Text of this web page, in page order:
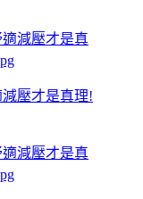
壓才是真理!